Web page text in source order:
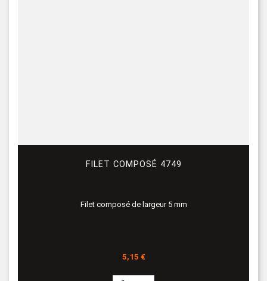
FILET COMPOSÉ 4749
Filet composé de largeur 5 mm
Prix
5,15 €